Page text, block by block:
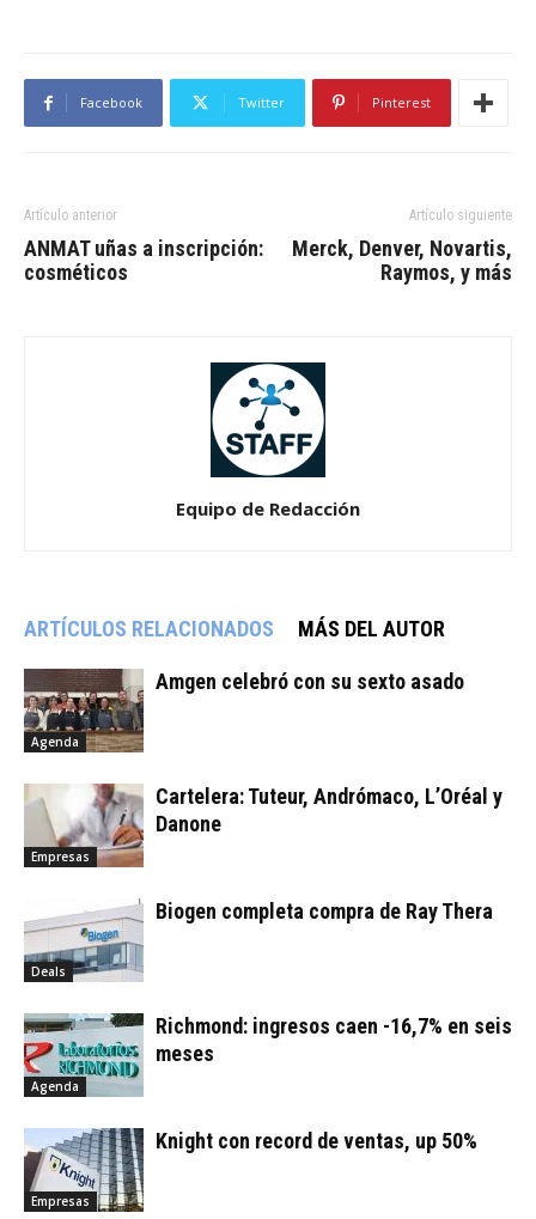
Facebook Twitter Pinterest
Artículo anterior
ANMAT uñas a inscripción:
cosméticos
Artículo siguiente
Merck, Denver, Novartis,
Raymos, y más
Equipo de Redacción
ARTÍCULOS RELACIONADOS MÁS DEL AUTOR
Agenda
Amgen celebró con su sexto asado
Empresas
Cartelera: Tuteur, Andrómaco, L’Oréal y
Danone
Deals
Biogen completa compra de Ray Thera
Agenda
Richmond: ingresos caen -16,7% en seis
meses
Empresas
Knight con record de ventas, up 50%